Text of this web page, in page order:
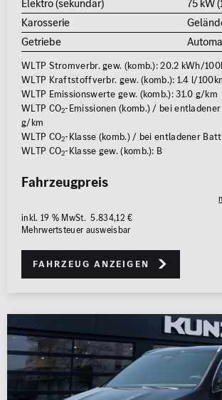
Karosserie
Getriebe
WLTP Stromverbr. gew. (komb.): 20.2 kWh/
WLTP Kraftstoffverbr. gew. (komb.): 1.4 l/
WLTP Emissionswerte gew. (komb.): 31.0 g/km
WLTP CO2-Emissionen (komb.) / bei
g/km
WLTP CO2-Klasse (komb.) / bei entladener
WLTP CO2-Klasse gew. (komb.): B
Fahrzeugpreis
inkl. 19 % MwSt. 5.834,12 €
Mehrwertsteuer ausweisbar
Fahrzeug anzeigen